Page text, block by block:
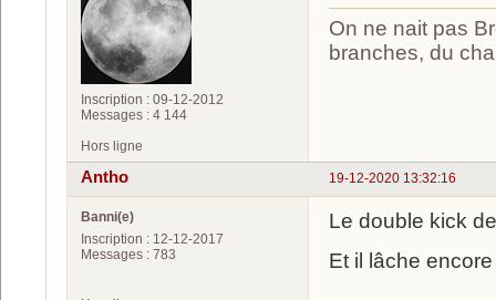
Inscription : 09-12-2012
Messages : 4 144
On ne nait pas
branches, du
Hors ligne
19-12-2020 13:32:16
Antho
Banni(e)
Inscription : 12-12-2017
Messages : 783
Le double kick
Et il lâche